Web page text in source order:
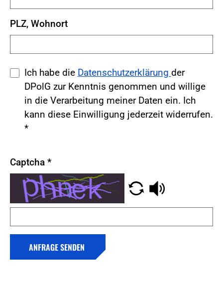
PLZ, Wohnort
Ich habe die Datenschutzerklärung der
DPolG zur Kenntnis genommen und willige
in die Verarbeitung meiner Daten ein. Ich
kann diese Einwilligung jederzeit widerrufen.
*
Captcha *
ANFRAGE SENDEN